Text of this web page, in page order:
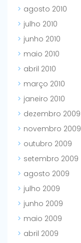
agosto 2010
julho 2010
junho 2010
maio 2010
abril 2010
março 2010
janeiro 2010
dezembro 2009
novembro 2009
outubro 2009
setembro 2009
agosto 2009
julho 2009
junho 2009
maio 2009
abril 2009